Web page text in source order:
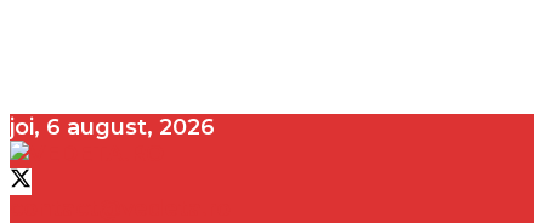
joi, 6 august, 2026